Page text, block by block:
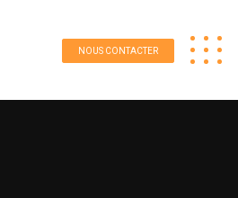
NOUS CONTACTER